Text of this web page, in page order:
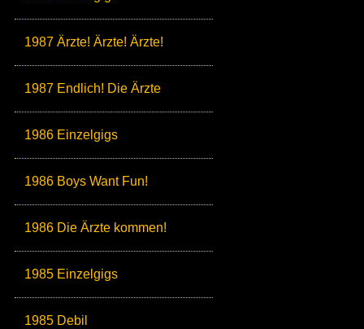
1987 Ärzte! Ärzte! Ärzte!
1987 Endlich! Die Ärzte
1986 Einzelgigs
1986 Boys Want Fun!
1986 Die Ärzte kommen!
1985 Einzelgigs
1985 Debil